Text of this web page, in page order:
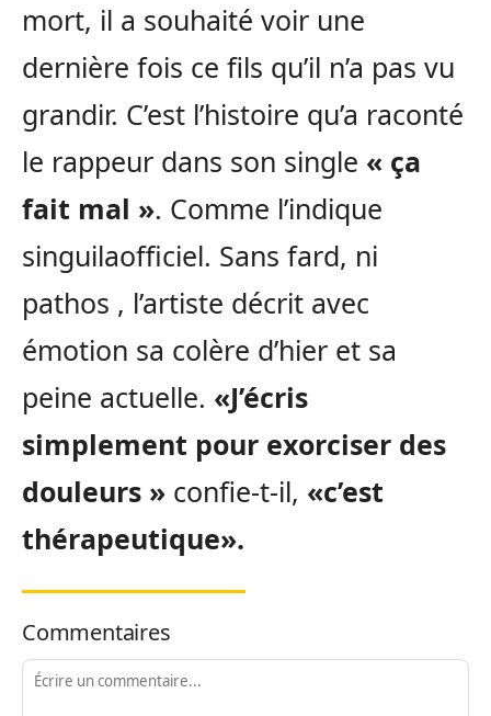
mort, il a souhaité voir une
dernière fois ce fils qu’il n’a pas vu
grandir. C’est l’histoire qu’a raconté
le rappeur dans son single « ça
fait mal ». Comme l’indique
singuilaofficiel. Sans fard, ni
pathos , l’artiste décrit avec
émotion sa colère d’hier et sa
peine actuelle. «J’écris
simplement pour exorciser des
douleurs » confie-t-il, «c’est
thérapeutique».
Commentaires